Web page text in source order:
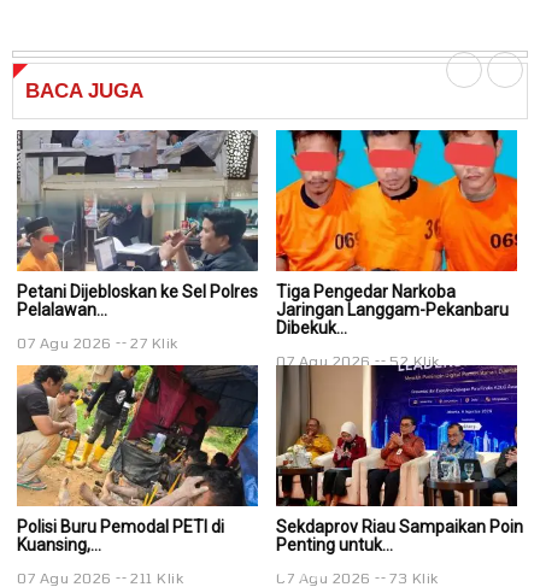
BACA JUGA
Petani Dijebloskan ke Sel Polres
Pelalawan...
07 Agu 2026 27 Klik
Tiga Pengedar Narkoba
Jaringan Langgam-Pekanbaru
Dibekuk...
07 Agu 2026 52 Klik
Polisi Buru Pemodal PETI di
Kuansing,...
07 Agu 2026 211 Klik
Sekdaprov Riau Sampaikan Poin
Penting untuk...
07 Agu 2026 73 Klik